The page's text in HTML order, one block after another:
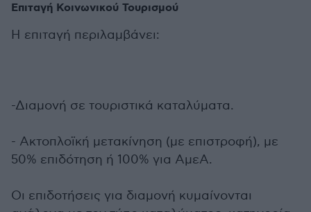
Επιταγή Κοινωνικού Τουρισμού
Η επιταγή περιλαμβάνει:
-Διαμονή σε τουριστικά καταλύματα.
- Ακτοπλοϊκή μετακίνηση (με επιστροφή), με
50% επιδότηση ή 100% για ΑμεΑ.
Οι επιδοτήσεις για διαμονή κυμαίνονται